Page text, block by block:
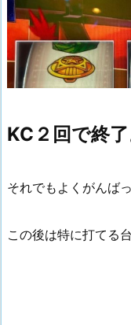
KC２回で終了
それでもよくがんば
この後は特に打てる